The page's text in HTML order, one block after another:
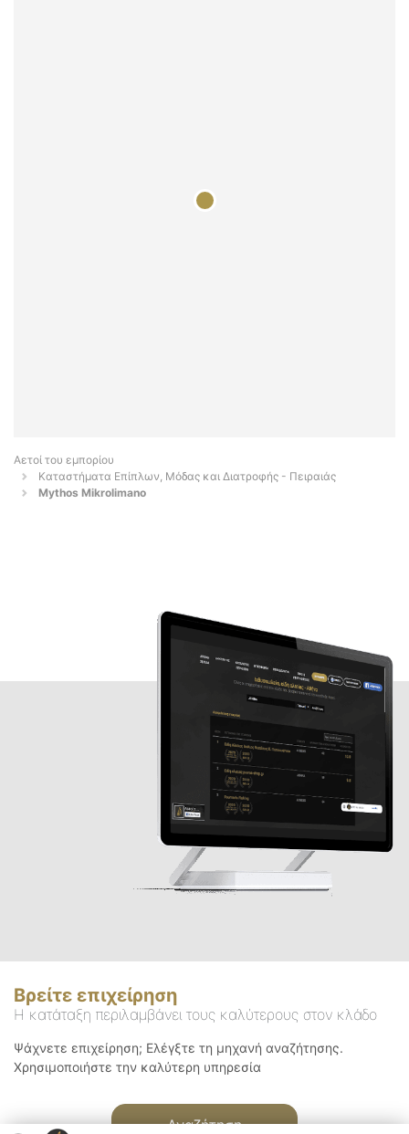
Αετοί του εμπορίου
Καταστήματα Επίπλων, Μόδας και Διατροφής - Πειραιάς
Mythos Mikrolimano
Βρείτε επιχείρηση
Η κατάταξη περιλαμβάνει τους καλύτερους στον κλάδο
Ψάχνετε επιχείρηση; Ελέγξτε τη μηχανή αναζήτησης.
Χρησιμοποιήστε την καλύτερη υπηρεσία
Αναζήτηση